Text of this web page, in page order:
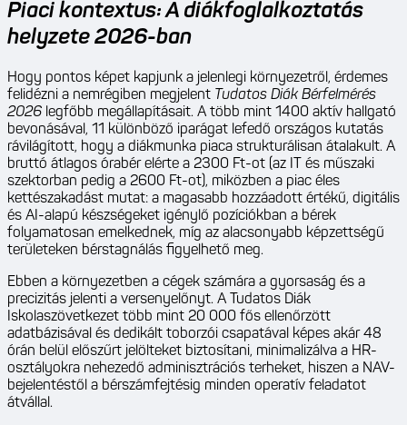
Piaci kontextus: A diákfoglalkoztatás
helyzete 2026-ban
Hogy pontos képet kapjunk a jelenlegi környezetről, érdemes
felidézni a nemrégiben megjelent Tudatos Diák Bérfelmérés
2026 legfőbb megállapításait. A több mint 1400 aktív hallgató
bevonásával, 11 különböző iparágat lefedő országos kutatás
rávilágított, hogy a diákmunka piaca strukturálisan átalakult. A
bruttó átlagos órabér elérte a 2300 Ft-ot (az IT és műszaki
szektorban pedig a 2600 Ft-ot), miközben a piac éles
kettészakadást mutat: a magasabb hozzáadott értékű, digitális
és AI-alapú készségeket igénylő pozíciókban a bérek
folyamatosan emelkednek, míg az alacsonyabb képzettségű
területeken bérstagnálás figyelhető meg.
Ebben a környezetben a cégek számára a gyorsaság és a
precizitás jelenti a versenyelőnyt. A Tudatos Diák
Iskolaszövetkezet több mint 20 000 fős ellenőrzött
adatbázisával és dedikált toborzói csapatával képes akár 48
órán belül előszűrt jelölteket biztosítani, minimalizálva a HR-
osztályokra nehezedő adminisztrációs terheket, hiszen a NAV-
bejelentéstől a bérszámfejtésig minden operatív feladatot
átvállal.